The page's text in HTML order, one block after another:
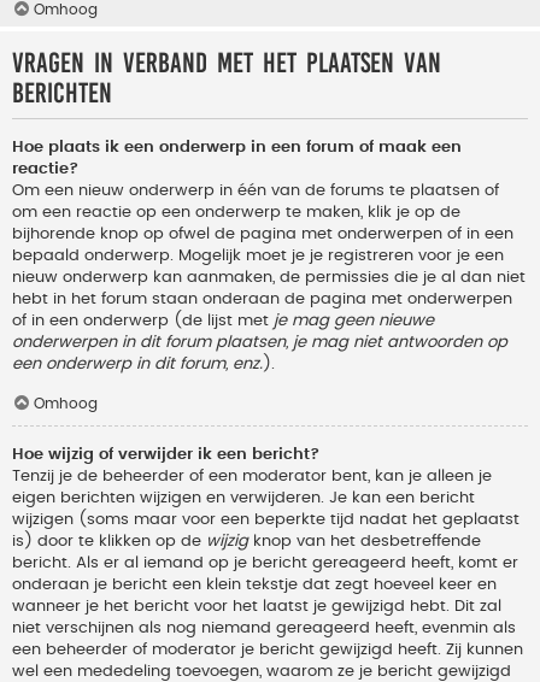
Omhoog
Vragen in verband met het plaatsen van
berichten
Hoe plaats ik een onderwerp in een forum of maak een
reactie?
Om een nieuw onderwerp in één van de forums te plaatsen of
om een reactie op een onderwerp te maken, klik je op de
bijhorende knop op ofwel de pagina met onderwerpen of in een
bepaald onderwerp. Mogelijk moet je je registreren voor je een
nieuw onderwerp kan aanmaken, de permissies die je al dan niet
hebt in het forum staan onderaan de pagina met onderwerpen
of in een onderwerp (de lijst met je mag geen nieuwe
onderwerpen in dit forum plaatsen, je mag niet antwoorden op
een onderwerp in dit forum, enz. ).
Omhoog
Hoe wijzig of verwijder ik een bericht?
Tenzij je de beheerder of een moderator bent, kan je alleen je
eigen berichten wijzigen en verwijderen. Je kan een bericht
wijzigen (soms maar voor een beperkte tijd nadat het geplaatst
is) door te klikken op de wijzigknop van het desbetreffende
bericht. Als er al iemand op je bericht gereageerd heeft, komt er
onderaan je bericht een klein tekstje dat zegt hoeveel keer en
wanneer je het bericht voor het laatst je gewijzigd hebt. Dit zal
niet verschijnen als nog niemand gereageerd heeft, evenmin als
een beheerder of moderator je bericht gewijzigd heeft. Zij kunnen
wel een mededeling toevoegen, waarom ze je bericht gewijzigd